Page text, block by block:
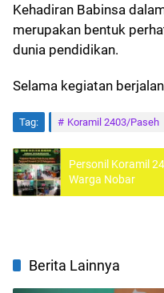
Kehadiran Babinsa
merupakan bentuk
dunia pendidikan.
Selama kegiatan
Tag: Koramil 2403/Paseh
Personil Koramil
Warga Nobar
Berita Lainnya